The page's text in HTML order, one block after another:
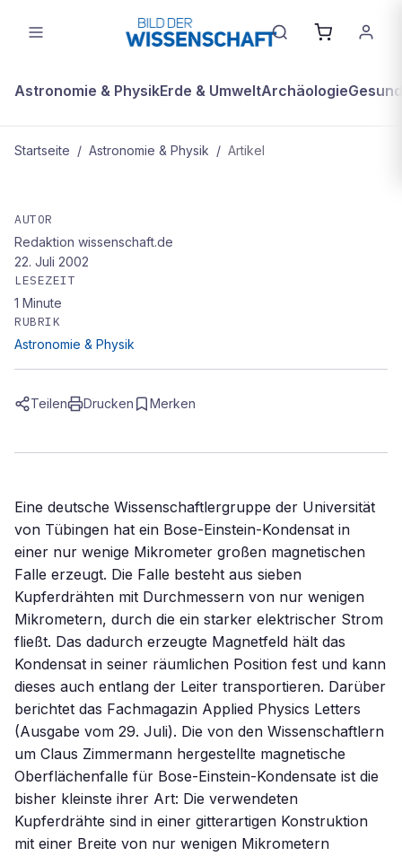
Astronomie & PhysikErde & UmweltArchäologie
Startseite / Astronomie & Physik / Artikel
Deutsche Forscher stellen kleinste
Magnetfalle für Bose-Einstein-
Kondensate her
AUTOR
Redaktion wissenschaft.de
22. Juli 2002
LESEZEIT
1 Minute
RUBRIK
Astronomie & Physik
Teilen Drucken Merken
Eine deutsche Wissenschaftlergruppe der Universität
von Tübingen hat ein Bose-Einstein-Kondensat in
einer nur wenige Mikrometer großen magnetischen
Falle erzeugt. Die Falle besteht aus sieben
Kupferdrähten mit Durchmessern von nur wenigen
Mikrometern, durch die ein starker elektrischer Strom
fließt. Das dadurch erzeugte Magnetfeld hält das
Kondensat in seiner räumlichen Position fest und kann
dieses auch entlang der Leiter transportieren. Darüber
berichtet das Fachmagazin Applied Physics Letters
(Ausgabe vom 29. Juli). Die von den Wissenschaftlern
um Claus Zimmermann hergestellte magnetische
Oberflächenfalle für Bose-Einstein-Kondensate ist die
bisher kleinste ihrer Art: Die verwendeten
Kupferdrähte sind in einer gitterartigen Konstruktion
mit einer Breite von nur wenigen Mikrometern